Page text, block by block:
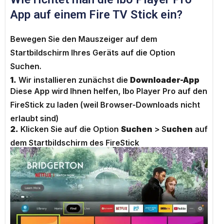
App auf einem Fire TV Stick ein?
Bewegen Sie den Mauszeiger auf dem
Startbildschirm Ihres Geräts auf die Option
Suchen.
1. Wir installieren zunächst die Downloader-App
Diese App wird Ihnen helfen, Ibo Player Pro auf den
FireStick zu laden (weil Browser-Downloads nicht
erlaubt sind)
2. Klicken Sie auf die Option Suchen > Suchen auf
dem Startbildschirm des FireStick